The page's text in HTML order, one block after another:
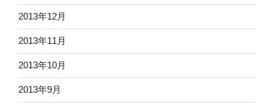
2013年12月
2013年11月
2013年10月
2013年9月